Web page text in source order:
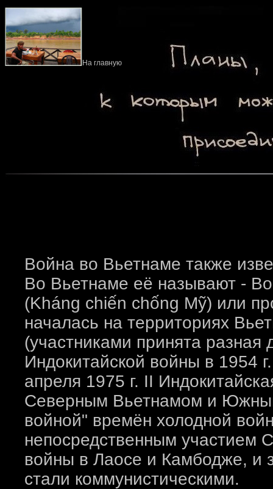
На главную
Война во Вьетнаме также
Во Вьетнаме её называют -
(Kháng chiến chống Mỹ) или
началась на территориях
(участниками принята разная
Индокитайской войны в 1954
апреля 1975 г. II
Северным Вьетнамом и
войной" времён холодной
непосредственным участием
войны в Лаосе и Камбодже, и
стали коммунистическими.